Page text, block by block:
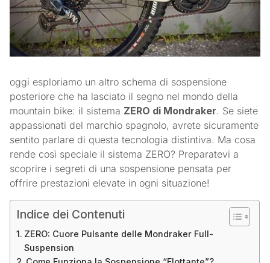
oggi esploriamo un altro schema di sospensione
posteriore che ha lasciato il segno nel mondo della
mountain bike: il sistema ZERO di Mondraker. Se siete
appassionati del marchio spagnolo, avrete sicuramente
sentito parlare di questa tecnologia distintiva. Ma cosa
rende così speciale il sistema ZERO? Preparatevi a
scoprire i segreti di una sospensione pensata per
offrire prestazioni elevate in ogni situazione!
Indice dei Contenuti
ZERO: Cuore Pulsante delle Mondraker Full-
Suspension